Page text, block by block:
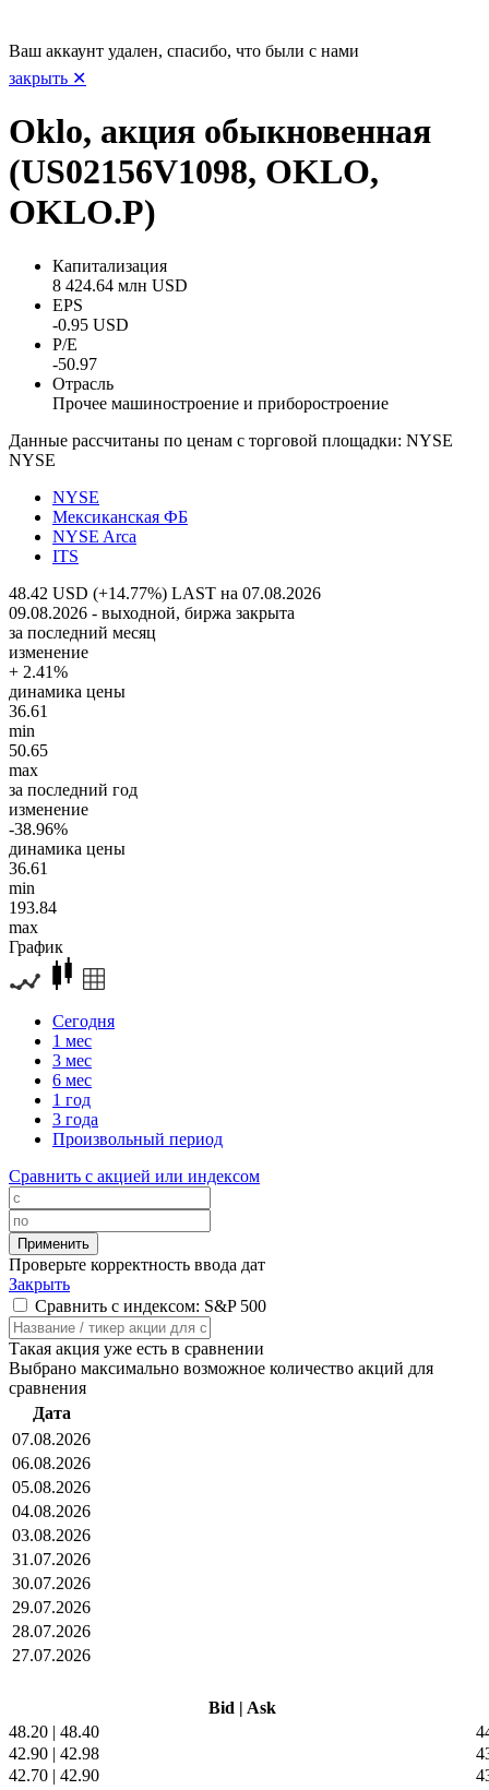
Ваш аккаунт удален, спасибо, что были с нами
закрыть ✕
Oklo, акция обыкновенная
(US02156V1098, OKLO,
OKLO.P)
Капитализация
8 424.64 млн USD
EPS
-0.95 USD
P/E
-50.97
Отрасль
Прочее машиностроение и приборостроение
Данные рассчитаны по ценам с торговой площадки: NYSE
NYSE
NYSE
Мексиканская ФБ
NYSE Arca
ITS
48.42 USD (+14.77%) LAST на 07.08.2026
09.08.2026 - выходной, биржа закрыта
за последний месяц
изменение
+ 2.41%
динамика цены
36.61
min
50.65
max
за последний год
изменение
-38.96%
динамика цены
36.61
min
193.84
max
График
Сегодня
1 мес
3 мес
6 мес
1 год
3 года
Произвольный период
Сравнить с акцией или индексом
Проверьте корректность ввода дат
Закрыть
Сравнить с индексом: S&P 500
Такая акция уже есть в сравнении
Выбрано максимально возможное количество акций для
сравнения
Дата
07.08.2026
06.08.2026
05.08.2026
04.08.2026
03.08.2026
31.07.2026
30.07.2026
29.07.2026
28.07.2026
27.07.2026
Bid | Ask
48.20 | 48.40
42.90 | 42.98
42.70 | 42.90